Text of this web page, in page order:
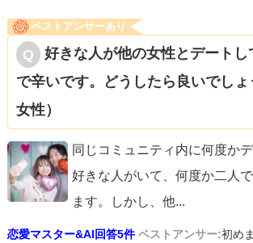
ベストアンサーあり
好きな人が他の女性とデートし
で辛いです。どうしたら良いでしょ
女性）
同じコミュニティ内に何度か
好きな人がいて、何度か二人
ます。しかし、他...
恋愛マスター&AI回答5件 ベストアンサー:初め